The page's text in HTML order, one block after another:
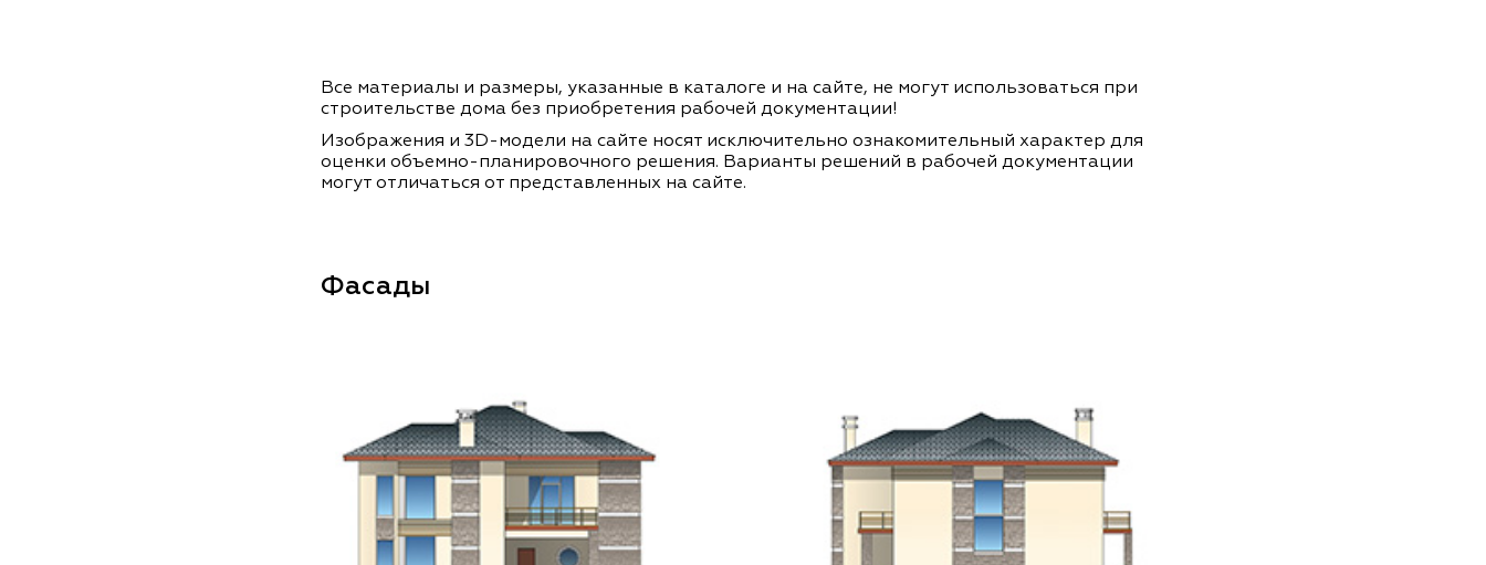
Все материалы и размеры, указанные в каталоге и на сайте, не могут использоваться при
строительстве дома без приобретения рабочей документации!
Изображения и 3D-модели на сайте носят исключительно ознакомительный характер для
оценки объемно-планировочного решения. Варианты решений в рабочей документации
могут отличаться от представленных на сайте.
Фасады